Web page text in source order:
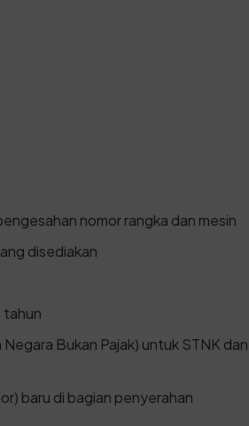
nomor rangka dan mesin
disediakan
tahun
Bukan Pajak) untuk STNK dan
baru di bagian penyerahan